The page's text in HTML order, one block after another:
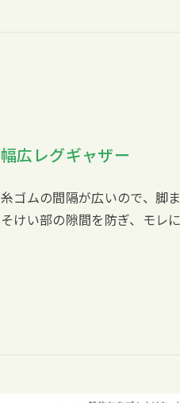
幅広レグギャザー
糸ゴムの間隔が広いので、脚
そけい部の隙間を防ぎ、モレに